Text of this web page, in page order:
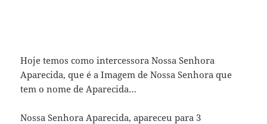
Hoje temos como intercessora Nossa Senhora
Aparecida, que é a Imagem de Nossa Senhora que
tem o nome de Aparecida…
Nossa Senhora Aparecida, apareceu para 3